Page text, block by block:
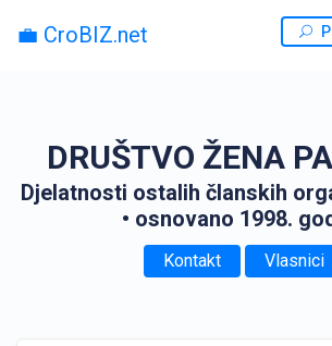
💼 CroBIZ.net
DRUŠTVO ŽENA
Djelatnosti ostalih članskih
• osnovano 1998.
Kontakt Vlasnici